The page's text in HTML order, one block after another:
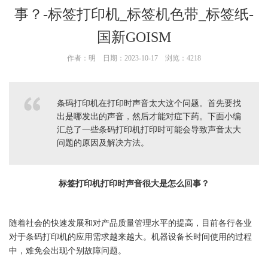
事？-标签打印机_标签机色带_标签纸-
国新GOISM
作者：明 日期：2023-10-17 浏览： 4218
条码打印机在打印时声音太大这个问题。首先要找
出是哪发出的声音，然后才能对症下药。下面小编
汇总了一些条码打印机打印时可能会导致声音太大
问题的原因及解决方法。
标签打印机打印时声音很大是怎么回事？
随着社会的快速发展和对产品质量管理水平的提高，目前各行各业
对于条码打印机的应用需求越来越大。机器设备长时间使用的过程
中，难免会出现个别故障问题。